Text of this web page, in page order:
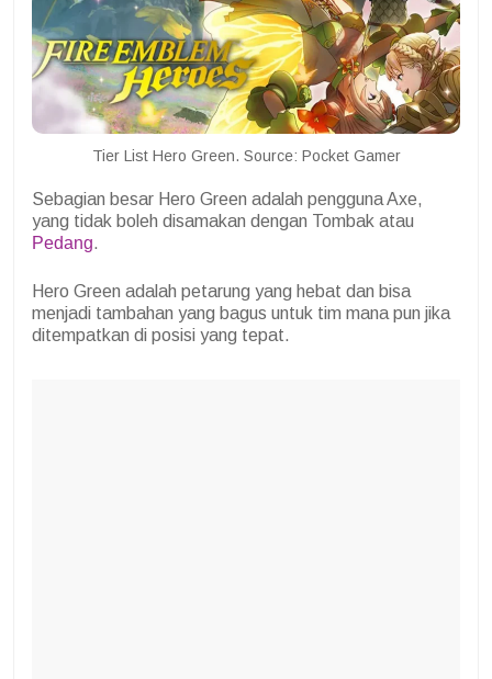
Tier List Hero Green. Source: Pocket Gamer
Sebagian besar Hero Green adalah pengguna Axe,
yang tidak boleh disamakan dengan Tombak atau
Pedang.
Hero Green adalah petarung yang hebat dan bisa
menjadi tambahan yang bagus untuk tim mana pun jika
ditempatkan di posisi yang tepat.